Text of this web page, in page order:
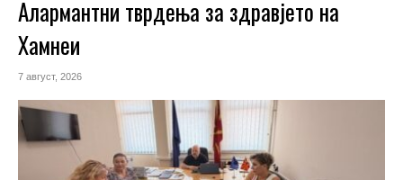
Алармантни тврдења за здравјето на
Хамнеи
7 август, 2026